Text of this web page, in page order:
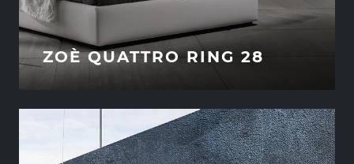
ZOÈ QUATTRO RING 28